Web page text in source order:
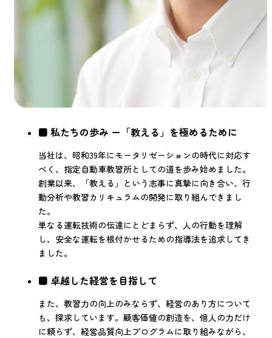
■ 私たちの歩み ー「教える」を極めるために
当社は、昭和39年にモータリゼーションの時代に対応す
べく、指定自動車教習所としての道を歩み始めました。
創業以来、「教える」という志事に真摯に向き合い、行
動分析や教習カリキュラムの開発に取り組んできまし
た。
単なる運転技術の伝達にとどまらず、人の行動を理解
し、安全な運転を根付かせるための指導法を追求してき
ました。
■ 卓越した経営を目指して
また、教習力の向上のみならず、経営のあり方について
も、探求しています。顧客価値の創造を、個人の力だけ
に頼らず、経営品質向上プログラムに取り組みながら、